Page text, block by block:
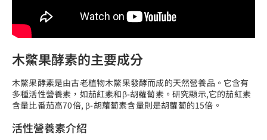
木鱉果酵素的主要成分
木鱉果酵素是由古老植物木鱉果發酵而成的天然營養品。它含有
多種活性營養素，如茄紅素和β-胡蘿蔔素。研究顯示,它的茄紅素
含量比番茄高70倍, β-胡蘿蔔素含量則是胡蘿蔔的15倍。
活性營養素介紹